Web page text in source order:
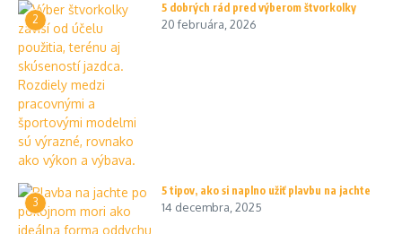
2
5 dobrých rád pred výberom štvorkolky
20 februára, 2026
3
5 tipov, ako si naplno užiť plavbu na jachte
14 decembra, 2025